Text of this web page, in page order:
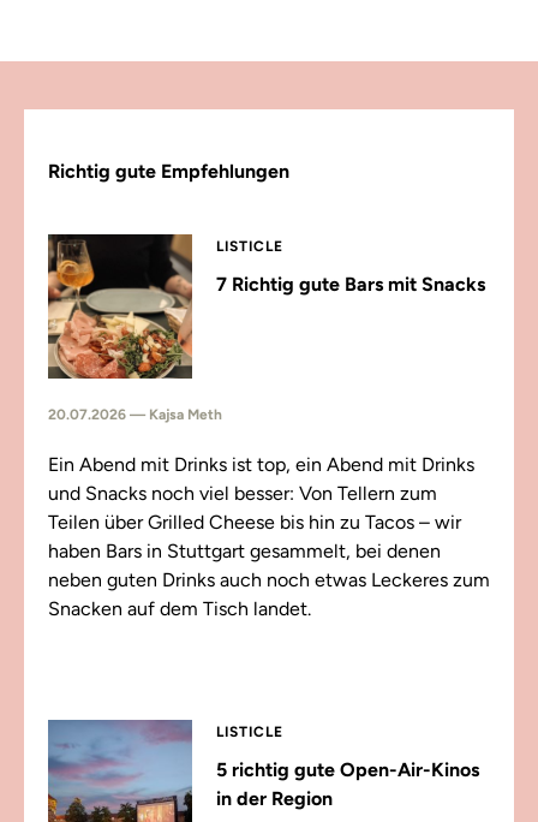
Richtig gute Empfehlungen
LISTICLE
7 Richtig gute Bars mit Snacks
20.07.2026 — Kajsa Meth
Ein Abend mit Drinks ist top, ein Abend mit Drinks
und Snacks noch viel besser: Von Tellern zum
Teilen über Grilled Cheese bis hin zu Tacos – wir
haben Bars in Stuttgart gesammelt, bei denen
neben guten Drinks auch noch etwas Leckeres zum
Snacken auf dem Tisch landet.
LISTICLE
5 richtig gute Open-Air-Kinos
in der Region